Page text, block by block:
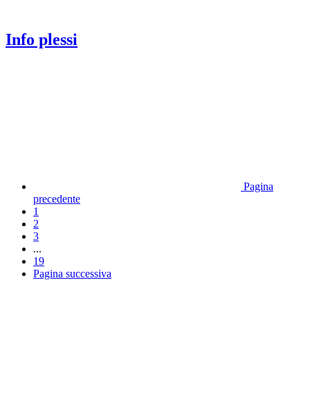
Info plessi
Pagina
precedente
1
2
3
...
19
Pagina successiva